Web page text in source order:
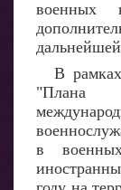
военных
В
"Плана
в военных